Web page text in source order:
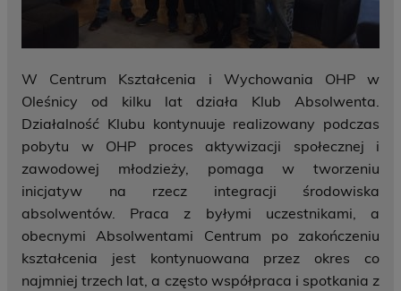
W Centrum Kształcenia i Wychowania OHP w
Oleśnicy od kilku lat działa Klub Absolwenta.
Działalność Klubu kontynuuje realizowany podczas
pobytu w OHP proces aktywizacji społecznej i
zawodowej młodzieży, pomaga w tworzeniu
inicjatyw na rzecz integracji środowiska
absolwentów. Praca z byłymi uczestnikami, a
obecnymi Absolwentami Centrum po zakończeniu
kształcenia jest kontynuowana przez okres co
najmniej trzech lat, a często współpraca i spotkania z